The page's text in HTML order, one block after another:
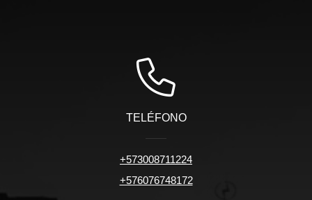
TELÉFONO
+573008711224
+576076748172